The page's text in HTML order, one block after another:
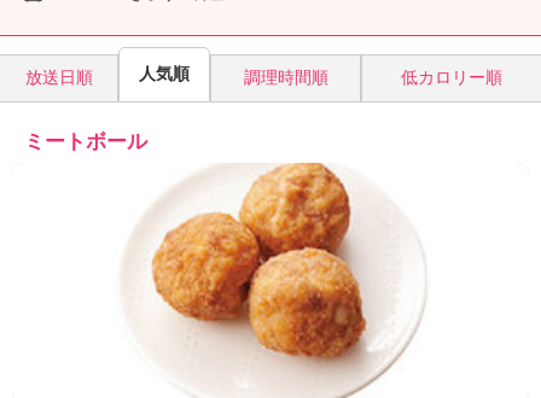
放送日順 人気順 調理時間順 低カロリー順
ミートボール